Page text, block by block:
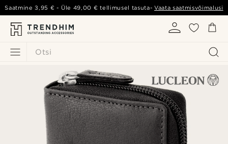
Otsi
Saatmine3,95 € - Üle 49,00 € tellimusel tasuta-Vaata saatmisvõimalusi